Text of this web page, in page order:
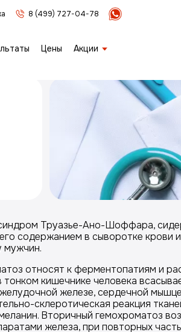
8 (499) 727-04-78
Цены
Акции
Труазье-Ано-Шоффара,
содержанием в сыворотке крови и
мужчин.
относят к ферментопатиям и
кишечнике человека
железе, сердечной
склеротическая реакция
Вторичный гемохроматоз
железа, при повторных